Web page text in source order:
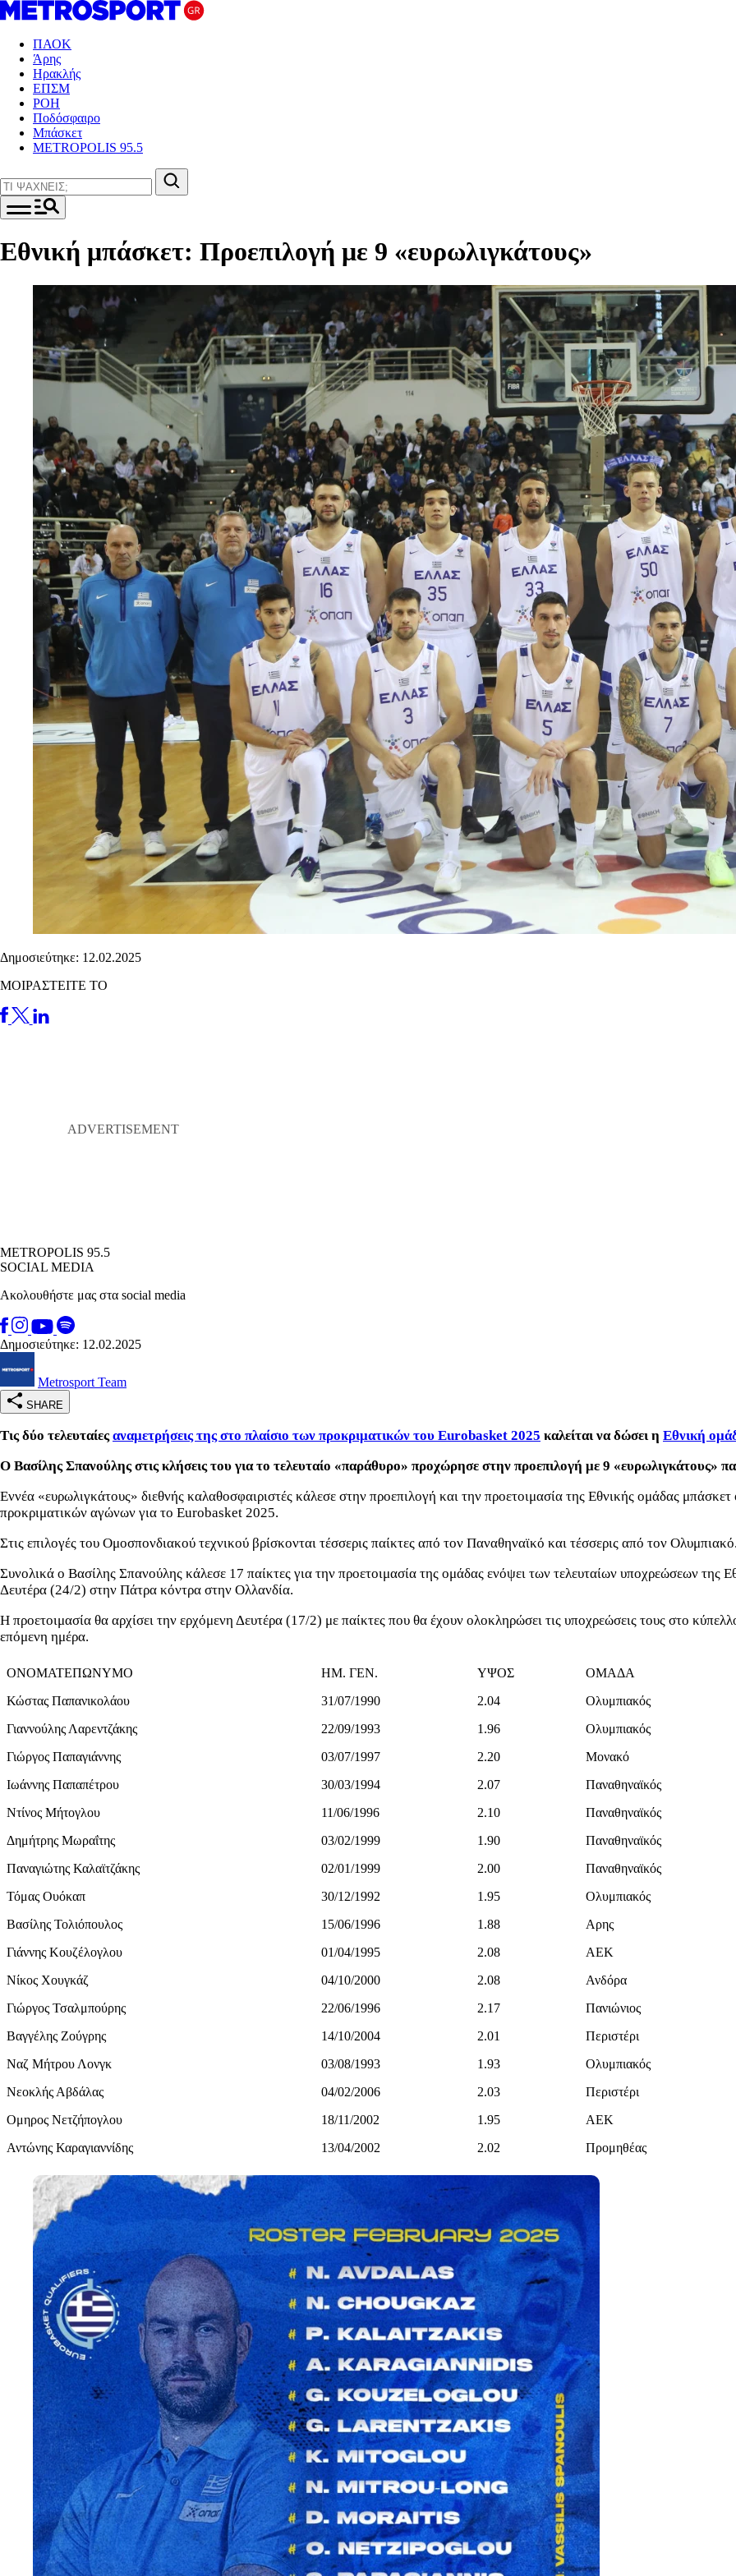
ΠΑΟΚ
Άρης
Ηρακλής
ΕΠΣΜ
ΡΟΗ
Ποδόσφαιρο
Μπάσκετ
METROPOLIS 95.5
Εθνική μπάσκετ: Προεπιλογή με 9 «ευρωλιγκάτους»
Δημοσιεύτηκε: 12.02.2025
ΜΟΙΡΑΣΤΕΙΤΕ ΤΟ
METROPOLIS 95.5
SOCIAL MEDIA
Ακολουθήστε μας στα social media
Δημοσιεύτηκε: 12.02.2025
Metrosport Team
SHARE
Τις δύο τελευταίεςαναμετρήσεις της στο πλαίσιο των προκριματικών του Eurobasket 2025 καλείται να δώσει η Εθνική
Ο Βασίλης Σπανούλης στις κλήσεις του για το τελευταίο «παράθυρο» προχώρησε στην προεπιλογή με 9 «ευρωλιγκάτους»
Εννέα «ευρωλιγκάτους» διεθνής καλαθοσφαιριστές κάλεσε στην προεπιλογή και την προετοιμασία της Εθνικής ομάδας
προκριματικών αγώνων για το Eurobasket 2025.
Στις επιλογές του Ομοσπονδιακού τεχνικού βρίσκονται τέσσερις παίκτες από τον Παναθηναϊκό και τέσσερις από τον Ολυμπιακό.
Συνολικά ο Βασίλης Σπανούλης κάλεσε 17 παίκτες για την προετοιμασία της ομάδας ενόψει των τελευταίων υποχρεώσεων της
Δευτέρα (24/2) στην Πάτρα κόντρα στην Ολλανδία.
Η προετοιμασία θα αρχίσει την ερχόμενη Δευτέρα (17/2) με παίκτες που θα έχουν ολοκληρώσει τις υποχρεώσεις τους στο
επόμενη ημέρα.
ΟΝΟΜΑΤΕΠΩΝΥΜΟ ΗΜ. ΓΕΝ. ΥΨΟΣ ΟΜΑΔΑ
Κώστας Παπανικολάου
31/07/1990 2.04 Ολυμπιακός
Γιαννούλης Λαρεντζάκης
22/09/1993 1.96 Ολυμπιακός
Γιώργος Παπαγιάννης
03/07/1997 2.20 Μονακό
Ιωάννης Παπαπέτρου
30/03/1994 2.07 Παναθηναϊκός
Ντίνος Μήτογλου
11/06/1996 2.10 Παναθηναϊκός
Δημήτρης Μωραΐτης
03/02/1999 1.90 Παναθηναϊκός
Παναγιώτης Καλαϊτζάκης
02/01/1999 2.00 Παναθηναϊκός
Τόμας Ουόκαπ
30/12/1992 1.95 Ολυμπιακός
Βασίλης Τολιόπουλος
15/06/1996 1.88 Αρης
Γιάννης Κουζέλογλου
01/04/1995 2.08 ΑΕΚ
Νίκος Χουγκάζ
04/10/2000 2.08 Ανδόρα
Γιώργος Τσαλμπούρης
22/06/1996 2.17 Πανιώνιος
Βαγγέλης Ζούγρης
14/10/2004 2.01 Περιστέρι
Ναζ Μήτρου Λονγκ
03/08/1993 1.93 Ολυμπιακός
Νεοκλής Αβδάλας
04/02/2006 2.03 Περιστέρι
Ομηρος Νετζήπογλου
18/11/2002 1.95 ΑΕΚ
Αντώνης Καραγιαννίδης
13/04/2002 2.02 Προμηθέας